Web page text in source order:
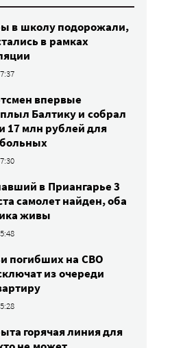
в школу подорожали,
в рамках
впервые
Балтику и собрал
17 млн рублей для
в Приангарье 3
самолет найден, оба
живы
погибших на СВО
из очереди
горячая линия для